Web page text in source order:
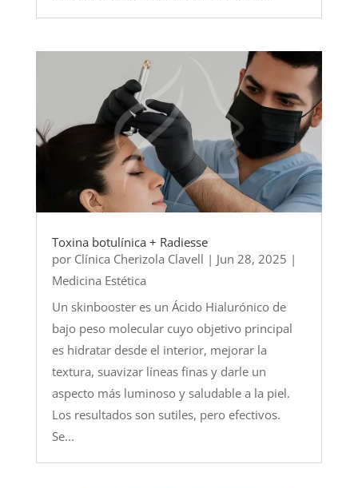
Toxina botulínica + Radiesse
por Clínica Cherizola Clavell | Jun 28, 2025 |
Medicina Estética
Un skinbooster es un Ácido Hialurónico de
bajo peso molecular cuyo objetivo principal
es hidratar desde el interior, mejorar la
textura, suavizar líneas finas y darle un
aspecto más luminoso y saludable a la piel.
Los resultados son sutiles, pero efectivos.
Se...